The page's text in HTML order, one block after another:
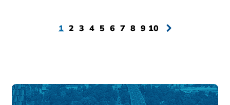
1 2 3 4 5 6 7 8 9 10